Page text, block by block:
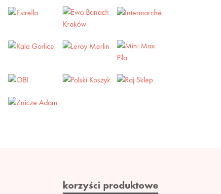
korzyści produktowe